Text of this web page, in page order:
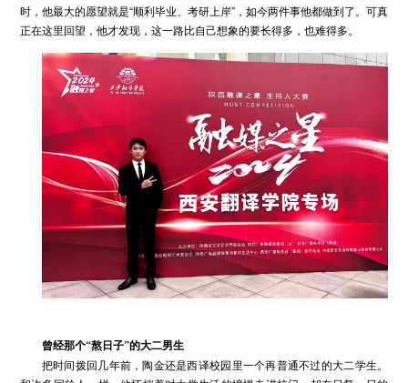
时，他最大的愿望就是“顺利毕业、考研上岸”，如今两件事他都做到了。可真
正在这里回望，他才发现，这一路比自己想象的要长得多，也难得多。
曾经那个“熬日子”的大二男生
把时间拨回几年前，陶金还是西译校园里一个再普通不过的大二学生。